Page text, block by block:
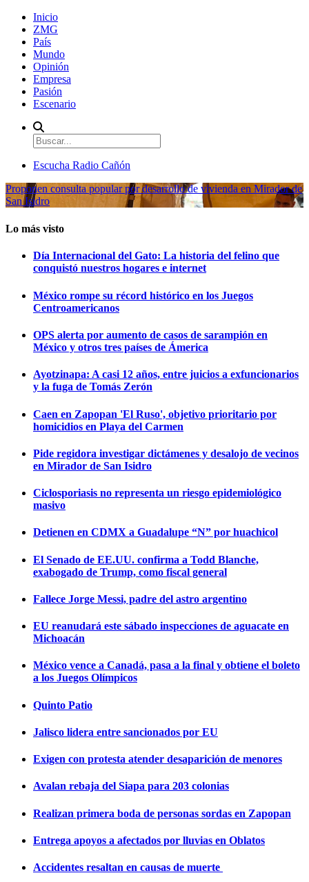
Inicio
ZMG
País
Mundo
Opinión
Empresa
Pasión
Escenario
Escucha Radio Cañón
Proponen consulta popular por desarrollo de vivienda en Mirador de
San Isidro
Lo más visto
Día Internacional del Gato: La historia del felino que
conquistó nuestros hogares e internet
México rompe su récord histórico en los Juegos
Centroamericanos
OPS alerta por aumento de casos de sarampión en
México y otros tres países de Ámerica
Ayotzinapa: A casi 12 años, entre juicios a exfuncionarios
y la fuga de Tomás Zerón
Caen en Zapopan 'El Ruso', objetivo prioritario por
homicidios en Playa del Carmen
Pide regidora investigar dictámenes y desalojo de vecinos
en Mirador de San Isidro
Ciclosporiasis no representa un riesgo epidemiológico
masivo
Detienen en CDMX a Guadalupe “N” por huachicol
El Senado de EE.UU. confirma a Todd Blanche,
exabogado de Trump, como fiscal general
Fallece Jorge Messi, padre del astro argentino
EU reanudará este sábado inspecciones de aguacate en
Michoacán
México vence a Canadá, pasa a la final y obtiene el boleto
a los Juegos Olímpicos
Quinto Patio
Jalisco lidera entre sancionados por EU
Exigen con protesta atender desaparición de menores
Avalan rebaja del Siapa para 203 colonias
Realizan primera boda de personas sordas en Zapopan
Entrega apoyos a afectados por lluvias en Oblatos
Accidentes resaltan en causas de muerte